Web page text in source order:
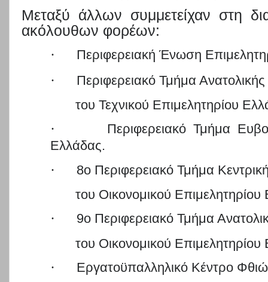
Μεταξύ άλλων συμμετείχαν στη
ακόλουθων φορέων:
·
Περιφερειακή Ένωση
·
Περιφερειακό Τμήμα
του Τεχνικού Επιμελητηρίου
·
Περιφερειακό Τμήμα
Ελλάδας.
·
8ο Περιφερειακό Τμήμα
του Οικονομικού
·
9ο Περιφερειακό Τμήμα
του Οικονομικού
· Εργατοϋπαλληλικό Κέντρο